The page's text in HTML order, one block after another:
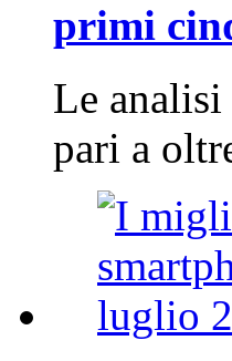
primi
Le
pari a